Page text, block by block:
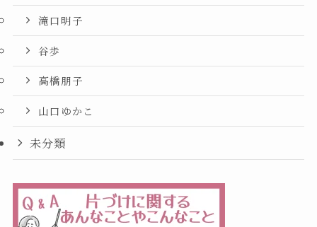
滝口明子
谷歩
高橋朋子
山口ゆかこ
未分類